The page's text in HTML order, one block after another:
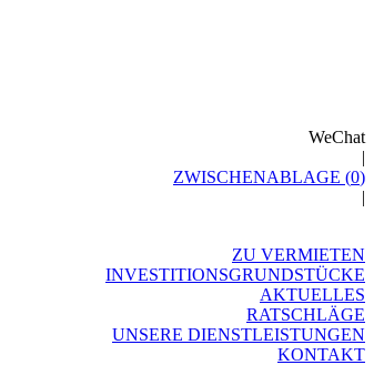
WeChat
|
ZWISCHENABLAGE (0)
|
ZU VERMIETEN
INVESTITIONSGRUNDSTÜCKE
AKTUELLES
RATSCHLÄGE
UNSERE DIENSTLEISTUNGEN
KONTAKT